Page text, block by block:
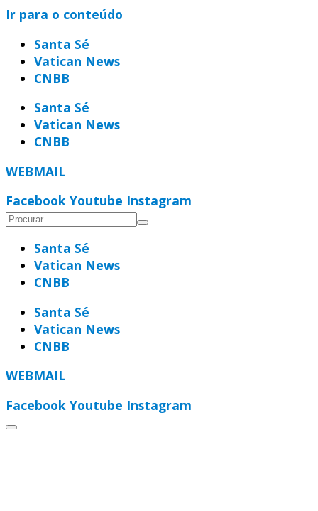
Ir para o conteúdo
Santa Sé
Vatican News
CNBB
Santa Sé
Vatican News
CNBB
WEBMAIL
Facebook Youtube Instagram
Santa Sé
Vatican News
CNBB
Santa Sé
Vatican News
CNBB
WEBMAIL
Facebook Youtube Instagram